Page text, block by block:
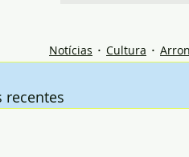
Notícias Cultura
recentes